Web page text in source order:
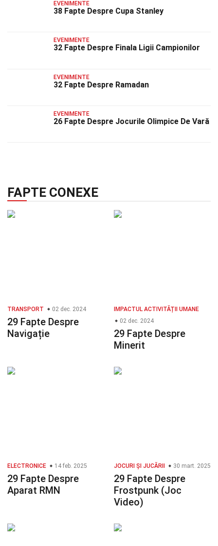
EVENIMENTE
38 Fapte Despre Cupa Stanley
EVENIMENTE
32 Fapte Despre Finala Ligii Campionilor
EVENIMENTE
32 Fapte Despre Ramadan
EVENIMENTE
26 Fapte Despre Jocurile Olimpice De Vară
FAPTE CONEXE
TRANSPORT 02 dec. 2024
29 Fapte Despre
Navigație
IMPACTUL ACTIVITĂȚII UMANE
02 dec. 2024
29 Fapte Despre
Minerit
ELECTRONICE 14 feb. 2025
29 Fapte Despre
Aparat RMN
JOCURI ȘI JUCĂRII 30 mart. 2025
29 Fapte Despre
Frostpunk (Joc
Video)